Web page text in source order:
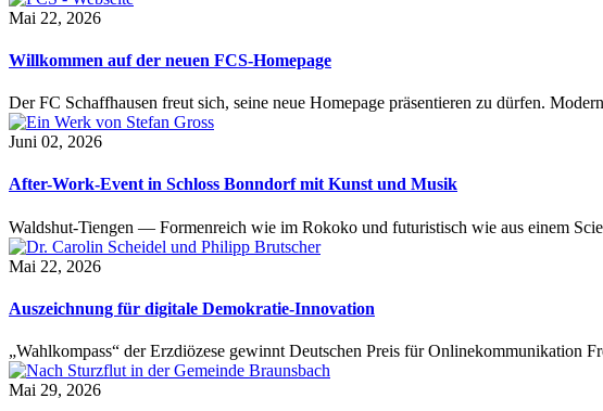
Mai 22, 2026
Willkommen auf der neuen FCS-Homepage
Der FC Schaffhausen freut sich, seine neue Homepage präsentieren zu dürfen.
Juni 02, 2026
After-Work-Event in Schloss Bonndorf mit Kunst und Musik
Waldshut-Tiengen — Formenreich wie im Rokoko und futuristisch wie aus einem
Mai 22, 2026
Auszeichnung für digitale Demokratie-Innovation
„Wahlkompass“ der Erzdiözese gewinnt Deutschen Preis für
Mai 29, 2026